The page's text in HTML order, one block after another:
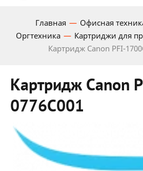
Главная
Офисная
Оргтехника
Картриджи для
Картридж Canon PFI-
Картридж Canon
0776C001